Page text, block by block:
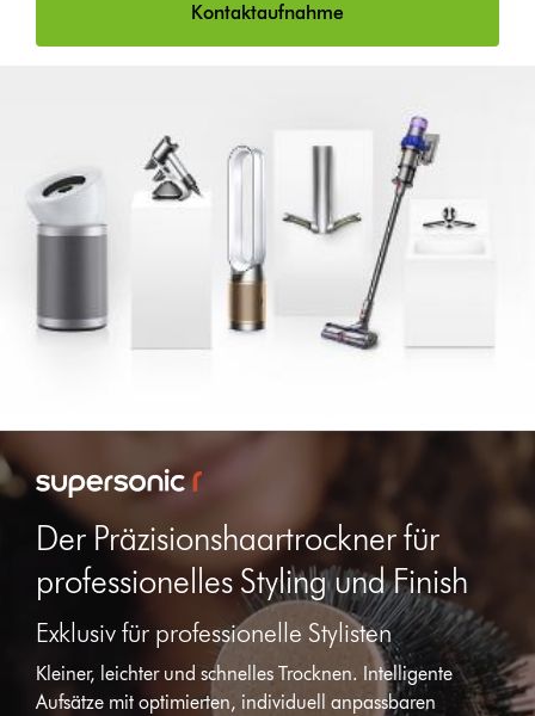
Kontaktaufnahme
Transkript
öffnen
Der Präzisionshaartrockner für
professionelles Styling und Finish
Exklusiv für professionelle Stylisten
Kleiner, leichter und schnelles Trocknen. Intelligente
Aufsätze mit optimierten, individuell anpassbaren